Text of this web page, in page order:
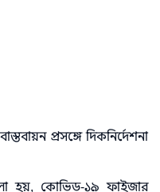
প্রসঙ্গে দিকনির্দেশনা
হয়, কোভিড-১৯ ফাইজার